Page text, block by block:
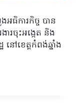
ធិការកិច្ច បាន
រចុះអង្កេត និង
ៅខេត្តកំពង់ឆ្នាំង